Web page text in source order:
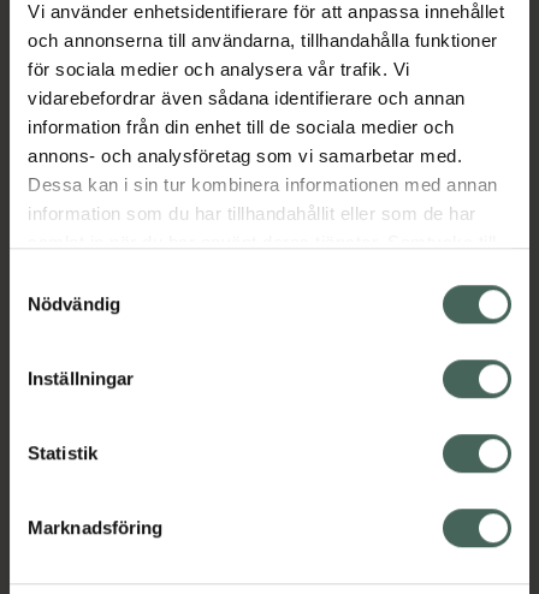
Vi använder enhetsidentifierare för att anpassa innehållet
och annonserna till användarna, tillhandahålla funktioner
för sociala medier och analysera vår trafik. Vi
vidarebefordrar även sådana identifierare och annan
information från din enhet till de sociala medier och
annons- och analysföretag som vi samarbetar med.
Dessa kan i sin tur kombinera informationen med annan
information som du har tillhandahållit eller som de har
återkalla ditt samtycke via webbplatsens
cookieinställningar. Ett återkallat samtycke påverkar inte
lagligheten av behandling som skett innan återkallelsen.
Nödvändig
Inställningar
Statistik
Marknadsföring
Aktuella erbjudanden
Beskrivning Dölj
EAN: 07046263775289
syd till Lappland i norr, och online i mobilen och på
datorn. Oavsett vem du är så är det vårt uppdrag att
hjälpa just dig att må lite bättre. Välkommen att prata
med oss.
Kundservice
Vanliga frågor